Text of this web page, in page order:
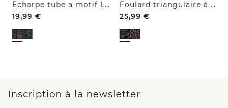
Echarpe tube a motif Léopard
19,99 €
Foulard triangulaire à motif léopard
25,99 €
Inscription à la newsletter